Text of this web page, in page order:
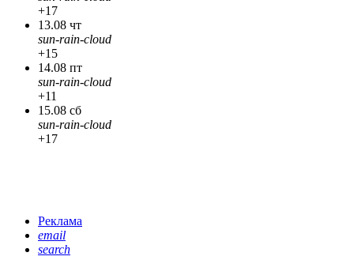
+17
13.08 чт
sun-rain-cloud
+15
14.08 пт
sun-rain-cloud
+11
15.08 сб
sun-rain-cloud
+17
Реклама
email
search